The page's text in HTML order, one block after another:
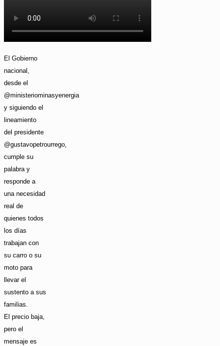
El Gobierno
nacional,
desde el
@ministeriominasyenergia
y siguiendo el
lineamiento
del presidente
@gustavopetrourrego,
cumple su
palabra y
responde a
una necesidad
real de
quienes todos
los días
trabajan con
su carro o su
moto para
llevar el
sustento a sus
familias.
El precio baja,
pero el
mensaje es